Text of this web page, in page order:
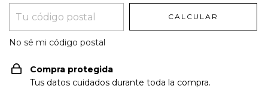
CALCULAR
No sé mi código postal
Compra protegida
Tus datos cuidados durante toda la compra.